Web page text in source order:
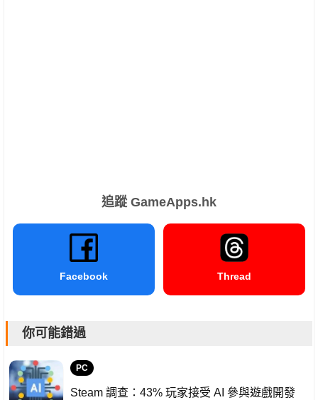
追蹤 GameApps.hk
Facebook Thread
你可能錯過
PC
Steam 調查：43% 玩家接受 AI 參與遊戲開發